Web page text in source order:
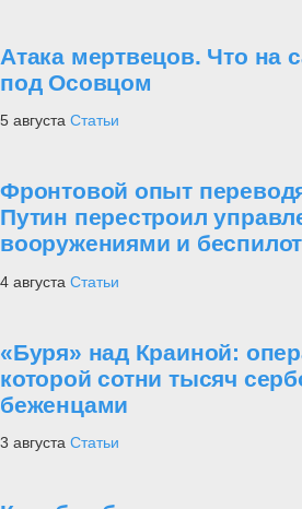
Атака мертвецов. Что на
под Осовцом
5 августа Статьи
Фронтовой опыт
Путин перестроил
вооружениями и
4 августа Статьи
«Буря» над Краиной:
которой сотни тысяч
беженцами
3 августа Статьи